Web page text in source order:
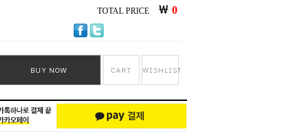
TOTAL PRICE ￦ 0
BUY NOW CART WISHLIST